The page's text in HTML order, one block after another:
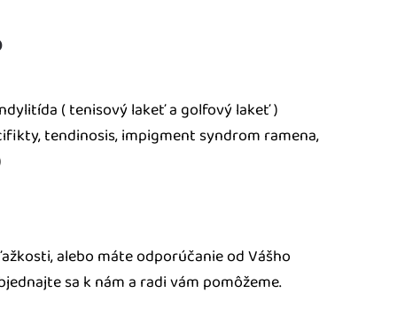
( tenisový lakeť a golfový lakeť )
tendinosis, impigment syndrom ramena,
alebo máte odporúčanie od Vášho
sa k nám a radi vám pomôžeme.